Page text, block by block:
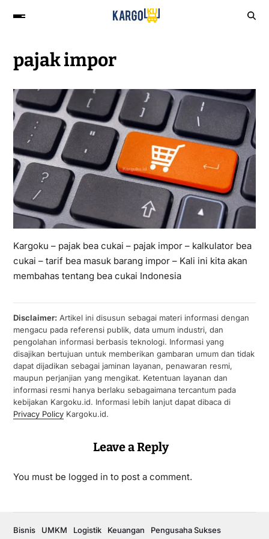
pajak impor
Kargoku – pajak bea cukai – pajak impor – kalkulator bea
cukai – tarif bea masuk barang impor – Kali ini kita akan
membahas tentang bea cukai Indonesia
Disclaimer:Artikel ini disusun sebagai materi informasi dengan
mengacu pada referensi publik, data umum industri, dan
pengolahan informasi berbasis teknologi. Informasi yang
disajikan bertujuan untuk memberikan gambaran umum dan tidak
dapat dijadikan sebagai jaminan layanan, penawaran resmi,
maupun perjanjian yang mengikat. Ketentuan layanan dan
informasi resmi hanya berlaku sebagaimana tercantum pada
kebijakan Kargoku.id. Informasi lebih lanjut dapat dibaca di
Privacy PolicyKargoku.id.
Leave a Reply
You must be logged in to post a comment.
Bisnis UMKM Logistik Keuangan Pengusaha Sukses